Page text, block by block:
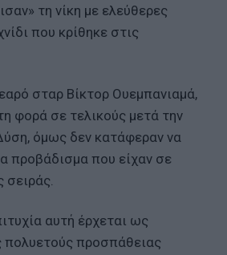
τη νίκη με ελεύθερες
που κρίθηκε στις
σταρ Βίκτορ Ουεμπανιαμά,
φορά σε τελικούς μετά την
όμως δεν κατάφεραν να
προβάδισμα που είχαν σε
σειράς.
αυτή έρχεται ως
πολυετούς προσπάθειας